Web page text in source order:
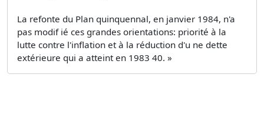
La refonte du Plan quinquennal, en janvier 1984, n'a
pas modif ié ces grandes orientations: priorité à la
lutte contre l'inflation et à la réduction d'u ne dette
extérieure qui a atteint en 1983 40. »